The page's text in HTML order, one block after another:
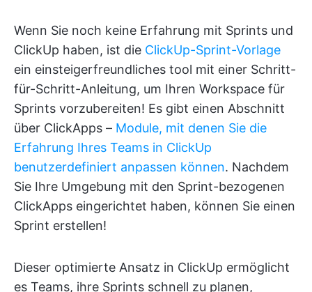
Wenn Sie noch keine Erfahrung mit Sprints und
ClickUp haben, ist die ClickUp-Sprint-Vorlage
ein einsteigerfreundliches tool mit einer Schritt-
für-Schritt-Anleitung, um Ihren Workspace für
Sprints vorzubereiten! Es gibt einen Abschnitt
über ClickApps – Module, mit denen Sie die
Erfahrung Ihres Teams in ClickUp
benutzerdefiniert anpassen können. Nachdem
Sie Ihre Umgebung mit den Sprint-bezogenen
ClickApps eingerichtet haben, können Sie einen
Sprint erstellen!
Dieser optimierte Ansatz in ClickUp ermöglicht
es Teams, ihre Sprints schnell zu planen,